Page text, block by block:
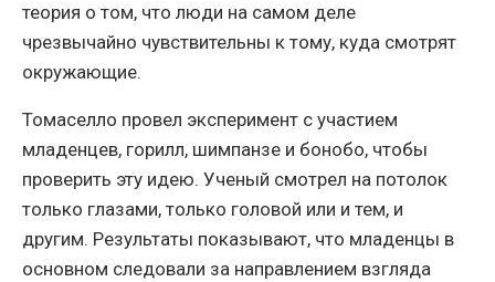
теория о том, что люди на самом деле
чрезвычайно чувствительны к тому, куда смотрят
окружающие.
Томаселло провел эксперимент с участием
младенцев, горилл, шимпанзе и бонобо, чтобы
проверить эту идею. Ученый смотрел на потолок
только глазами, только головой или и тем, и
другим. Результаты показывают, что младенцы в
основном следовали за направлением взгляда